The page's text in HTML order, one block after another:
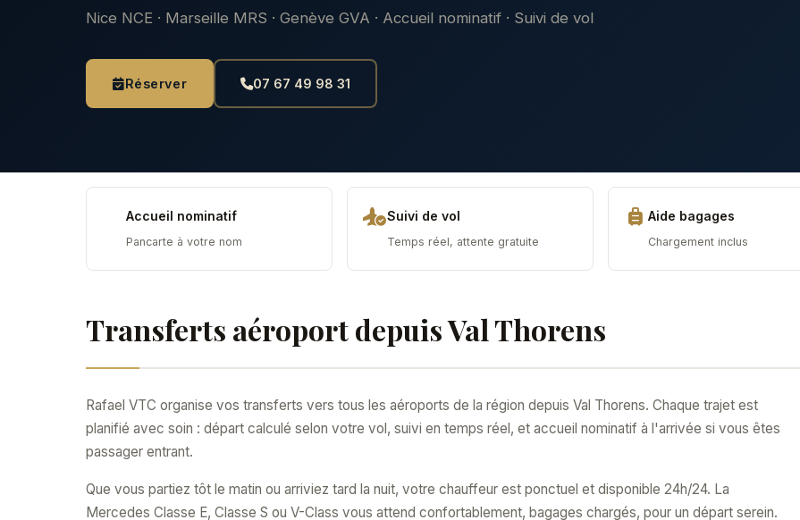
Nice NCE · Marseille MRS · Genève GVA · Accueil nominatif · Suivi de vol
Réserver 07 67 49 98 31
Accueil nominatif
Pancarte à votre nom
Suivi de vol
Temps réel, attente gratuite
Aide bagages
Chargement inclus
Transferts aéroport depuis Val Thorens
Rafael VTC organise vos transferts vers tous les aéroports de la région depuis Val Thorens. Chaque trajet est
planifié avec soin : départ calculé selon votre vol, suivi en temps réel, et accueil nominatif à l'arrivée si vous êtes
passager entrant.
Que vous partiez tôt le matin ou arriviez tard la nuit, votre chauffeur est ponctuel et disponible 24h/24. La
Mercedes Classe E, Classe S ou V-Class vous attend confortablement, bagages chargés, pour un départ serein.